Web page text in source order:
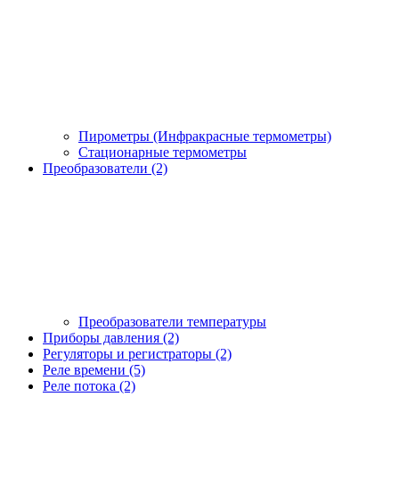
Пирометры (Инфракрасные термометры)
Стационарные термометры
Преобразователи (2)
Преобразователи температуры
Приборы давления (2)
Регуляторы и регистраторы (2)
Реле времени (5)
Реле потока (2)